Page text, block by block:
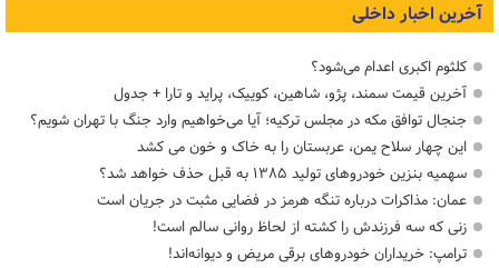
آخرین اخبار داخلی
کلثوم اکبری اعدام می‌شود؟
آخرین قیمت سمند، پژو، شاهین، کوییک، پراید و تارا + جدول
جنجال توافق مکه در مجلس ترکیه؛ آیا می‌خواهیم وارد جنگ با تهران شویم؟
این چهار سلاح یمن، عربستان را به خاک و خون می کشد
سهمیه بنزین خودروهای تولید ۱۳۸۵ به قبل حذف خواهد شد؟
عمان: مذاکرات درباره تنگه هرمز در فضایی مثبت در جریان است
زنی که سه فرزندش را کشته از لحاظ روانی سالم است!
ترامپ: خریداران خودروهای برقی مریض و دیوانه‌اند!